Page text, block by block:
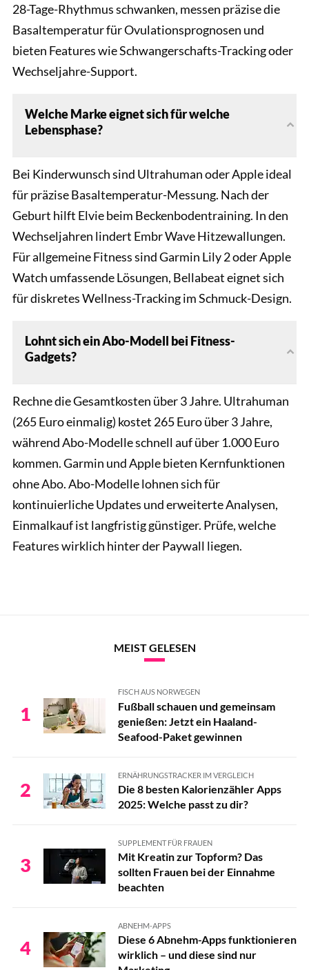
28-Tage-Rhythmus schwanken, messen präzise die
Basaltemperatur für Ovulationsprognosen und
bieten Features wie Schwangerschafts-Tracking oder
Wechseljahre-Support.
Welche Marke eignet sich für welche
Lebensphase?
Bei Kinderwunsch sind Ultrahuman oder Apple ideal
für präzise Basaltemperatur-Messung. Nach der
Geburt hilft Elvie beim Beckenbodentraining. In den
Wechseljahren lindert Embr Wave Hitzewallungen.
Für allgemeine Fitness sind Garmin Lily 2 oder Apple
Watch umfassende Lösungen, Bellabeat eignet sich
für diskretes Wellness-Tracking im Schmuck-Design.
Lohnt sich ein Abo-Modell bei Fitness-
Gadgets?
Rechne die Gesamtkosten über 3 Jahre. Ultrahuman
(265 Euro einmalig) kostet 265 Euro über 3 Jahre,
während Abo-Modelle schnell auf über 1.000 Euro
kommen. Garmin und Apple bieten Kernfunktionen
ohne Abo. Abo-Modelle lohnen sich für
kontinuierliche Updates und erweiterte Analysen,
Einmalkauf ist langfristig günstiger. Prüfe, welche
Features wirklich hinter der Paywall liegen.
MEIST GELESEN
1
FISCH AUS NORWEGEN
Fußball schauen und gemeinsam
genießen: Jetzt ein Haaland-
Seafood-Paket gewinnen
2
ERNÄHRUNGSTRACKER IM VERGLEICH
Die 8 besten Kalorienzähler Apps
2025: Welche passt zu dir?
3
SUPPLEMENT FÜR FRAUEN
Mit Kreatin zur Topform? Das
sollten Frauen bei der Einnahme
beachten
4
ABNEHM-APPS
Diese 6 Abnehm-Apps funktionieren
wirklich – und diese sind nur